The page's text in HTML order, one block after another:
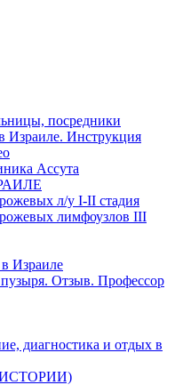
посредники
Израиле. Инструкция
Ассута
л/у I-II стадия
лимфоузлов III
Израиле
Отзыв. Профессор
диагностика и отдых в